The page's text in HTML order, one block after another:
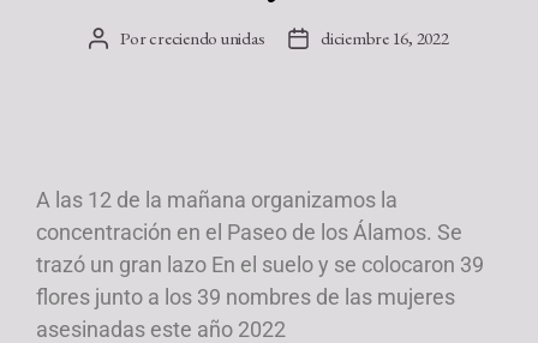
Porcreciendo unidas diciembre 16, 2022
A las 12 de la mañana organizamos la
concentración en el Paseo de los Álamos. Se
trazó un gran lazo En el suelo y se colocaron 39
flores junto a los 39 nombres de las mujeres
asesinadas este año 2022